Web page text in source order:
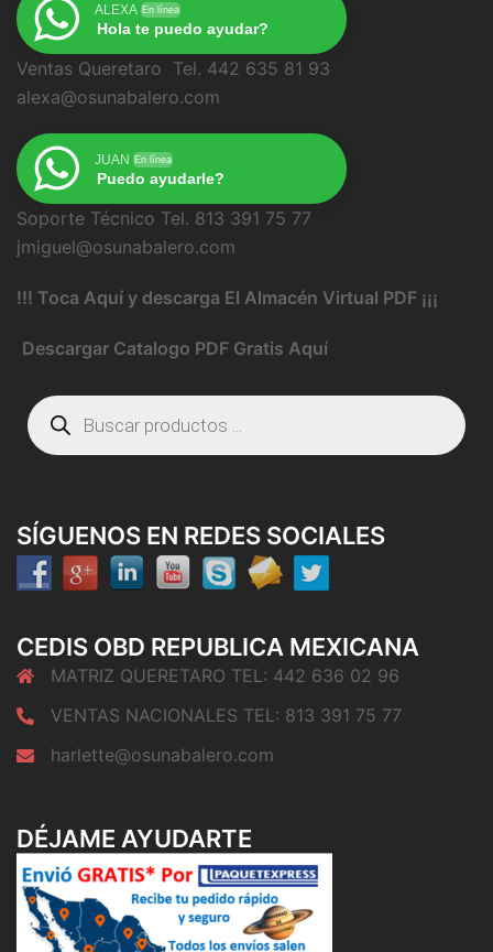
ALEXA En línea
Hola te puedo ayudar?
Ventas Queretaro Tel. 442 635 81 93
alexa@osunabalero.com
JUAN En línea
Puedo ayudarle?
Soporte Técnico Tel. 813 391 75 77
jmiguel@osunabalero.com
!!! Toca Aquí y descarga El Almacén Virtual PDF ¡¡¡
Descargar Catalogo PDF Gratis Aquí
Búsqueda
de
productos
SÍGUENOS EN REDES SOCIALES
CEDIS OBD REPUBLICA MEXICANA
MATRIZ QUERETARO TEL: 442 636 02 96
VENTAS NACIONALES TEL: 813 391 75 77
harlette@osunabalero.com
DÉJAME AYUDARTE